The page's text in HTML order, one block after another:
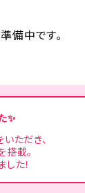
中です。
✨
ただき、
搭載。
た！